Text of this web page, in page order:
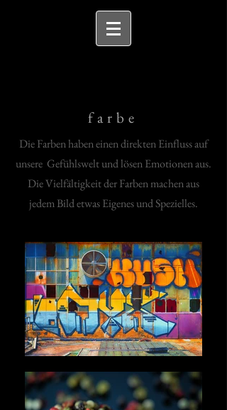
Die Farben haben einen direkten Einfluss auf
unsere Gefühlswelt und lösen Emotionen aus.
Die Vielfältigkeit der Farben machen aus
jedem Bild etwas Eigenes und Spezielles.
farbe